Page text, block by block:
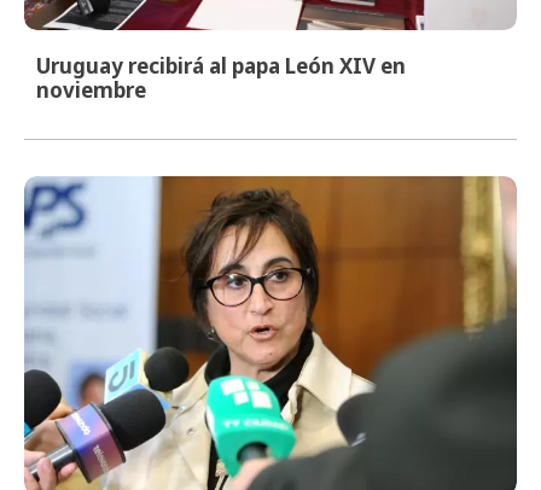
Uruguay recibirá al papa León XIV en
noviembre